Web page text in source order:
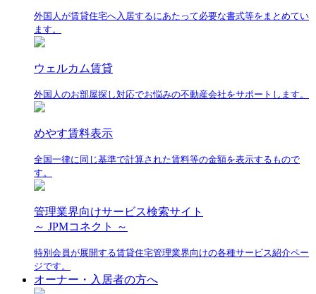
外国人が賃貸住宅へ入居するにあたって必要な書式等をまとめてい
ます。
ウェルカム賃貸
外国人のお部屋探し対応でお悩みの不動産会社をサポートします。
めやす賃料表示
全国一律に同じ基準で計算された賃料等の金額を表示するもので
す。
管理業界向けサービス検索サイト
～ JPMコネクト ～
特別会員が展開する賃貸住宅管理業界向けの各種サービス紹介ペー
ジです。
オーナー・入居者の方へ